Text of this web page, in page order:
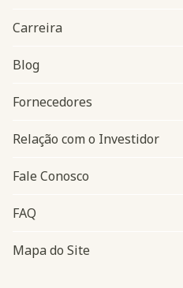
Navegação do rodapé
Carreira
Blog
Fornecedores
Relação com o Investidor
Fale Conosco
FAQ
Mapa do Site